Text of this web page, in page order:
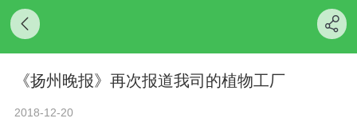
《扬州晚报》再次报道我司的植物工厂
2018-12-20